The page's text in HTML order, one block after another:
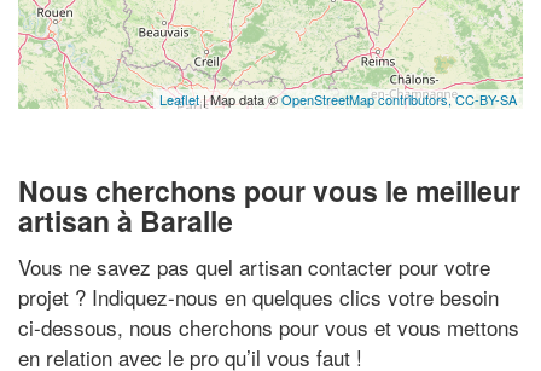
Leaflet| Map data ©OpenStreetMap contributors,CC-BY-SA
Nous cherchons pour vous le meilleur
artisan à Baralle
Vous ne savez pas quel artisan contacter pour votre
projet ? Indiquez-nous en quelques clics votre besoin
ci-dessous, nous cherchons pour vous et vous mettons
en relation avec le pro qu’il vous faut !